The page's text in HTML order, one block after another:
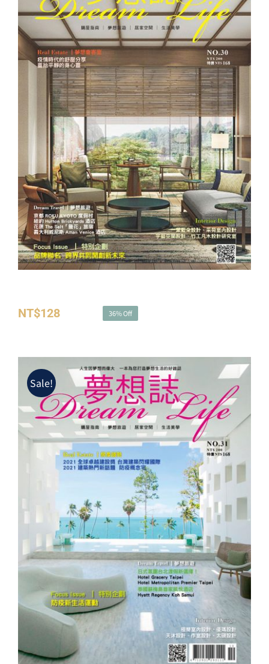
夢想誌NO.30－品牌聯名 跨界共同開創新
未來
原
價
格：
NT$200。
NT$128
目
價
格：
NT$128。
36% Off
Sale!
夢想誌NO.31－防疫新生活運動